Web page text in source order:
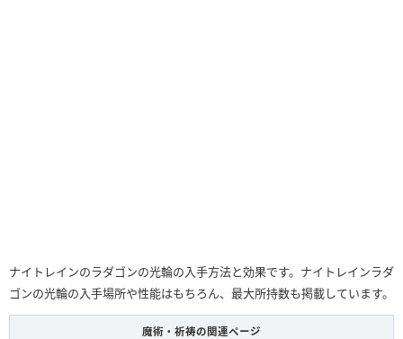
ナイトレインのラダゴンの光輪の入手方法と効果です。ナイトレインラダ
ゴンの光輪の入手場所や性能はもちろん、最大所持数も掲載しています。
魔術・祈祷の関連ページ